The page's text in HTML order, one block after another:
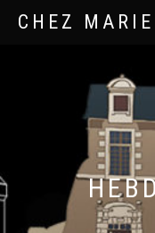
CHEZ MARIE